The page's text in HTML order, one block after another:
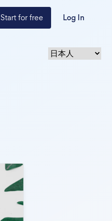
Start for free Log In